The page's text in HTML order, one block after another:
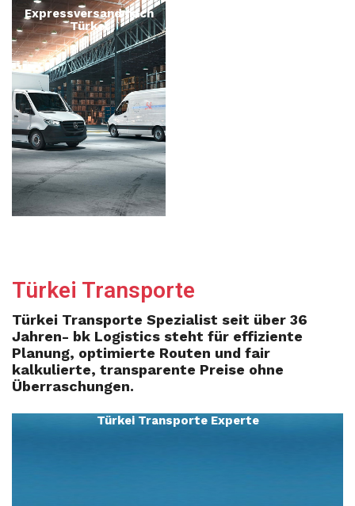
Expressversand nach
Türkei
Türkei Transporte
Türkei Transporte Spezialist seit über 36
Jahren- bk Logistics steht für effiziente
Planung, optimierte Routen und fair
kalkulierte, transparente Preise ohne
Überraschungen.
Türkei Transporte Experte